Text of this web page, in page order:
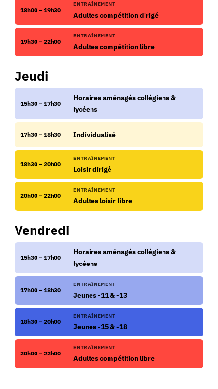
18h00 – 19h30
ENTRAÎNEMENT
Adultes compétition dirigé
19h30 – 22h00
ENTRAÎNEMENT
Adultes compétition libre
Jeudi
15h30 – 17h30
Horaires aménagés collégiens &
lycéens
17h30 – 18h30 Individualisé
18h30 – 20h00
ENTRAÎNEMENT
Loisir dirigé
20h00 – 22h00
ENTRAÎNEMENT
Adultes loisir libre
Vendredi
15h30 – 17h00
Horaires aménagés collégiens &
lycéens
17h00 – 18h30
ENTRAÎNEMENT
Jeunes -11 & -13
18h30 – 20h00
ENTRAÎNEMENT
Jeunes -15 & -18
20h00 – 22h00
ENTRAÎNEMENT
Adultes compétition libre